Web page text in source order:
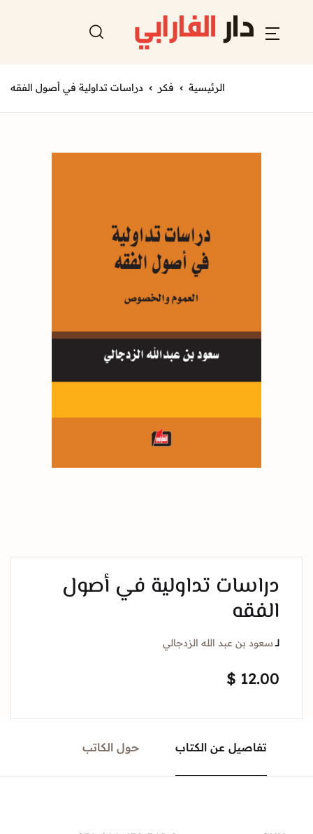
الرئيسية فكر دراسات تداولية في أصول الفقه
دراسات تداولية في أصول
الفقه
لــ سعود بن عبد الله الزدجالي
$ 12.00
تفاصيل عن الكتاب حول الكاتب